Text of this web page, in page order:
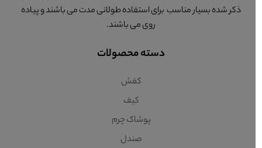
ذکر شده بسیار مناسب برای استفاده طولانی مدت می باشند و پیاده
روی می باشند.
دسته محصولات
کفش
کیف
پوشاک چرم
صندل